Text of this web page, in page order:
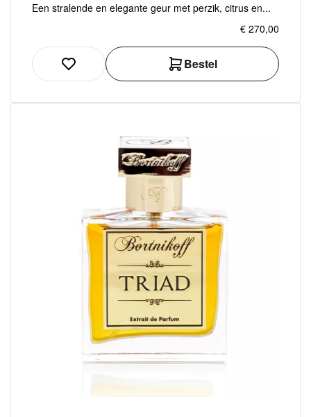
Een stralende en elegante geur met perzik, citrus en...
€ 270,00
Bestel